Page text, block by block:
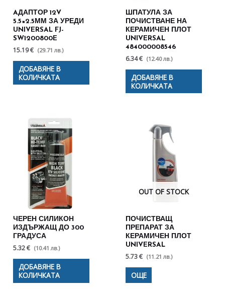
AДАПТОР 12V
5.5×2.5ММ ЗА УРЕДИ
UNIVERSAL FJ-
SW1200800E
15.19 € (29.71 лв.)
ДОБАВЯНЕ В
КОЛИЧКАТА
ШПАТУЛА ЗА
ПОЧИСТВАНЕ НА
КЕРАМИЧЕН ПЛОТ
UNIVERSAL
484000008546
6.34 € (12.40 лв.)
ДОБАВЯНЕ В
КОЛИЧКАТА
ЧЕРЕН СИЛИКОН
ИЗДЪРЖАЩ ДО 300
ГРАДУСА
5.32 € (10.41 лв.)
ДОБАВЯНЕ В
КОЛИЧКАТА
OUT OF STOCK
ПОЧИСТВАЩ
ПРЕПАРАТ ЗА
КЕРАМИЧЕН ПЛОТ
UNIVERSAL
5.73 € (11.21 лв.)
ОЩЕ